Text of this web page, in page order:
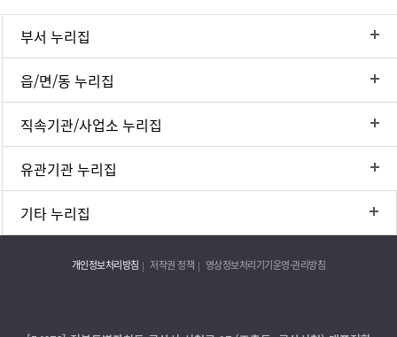
부서 누리집
읍/면/동 누리집
직속기관/사업소 누리집
유관기관 누리집
기타 누리집
개인정보처리방침 저작권 정책 영상정보처리기기운영·관리방침